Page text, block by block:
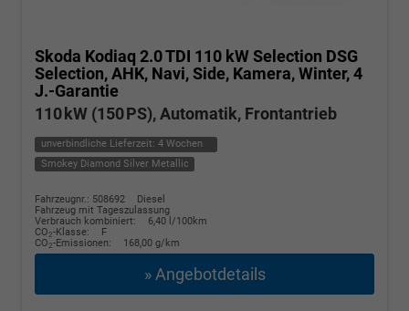
Skoda Kodiaq 2.0 TDI 110 kW Selection DSG
Selection, AHK, Navi, Side, Kamera, Winter, 4
J.-Garantie
110 kW (150 PS), Automatik, Frontantrieb
unverbindliche Lieferzeit: 4 Wochen
Smokey Diamond Silver Metallic
Fahrzeugnr.: 508692
Diesel
Fahrzeug mit Tageszulassung
Verbrauch kombiniert:
6,40 l/100km
CO2-Klasse:
F
CO2-Emissionen: 168,00 g/km
» Angebotdetails